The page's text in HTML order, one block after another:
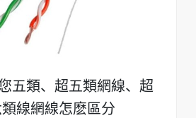
五類、超五類網線、超
類線網線怎麽區分